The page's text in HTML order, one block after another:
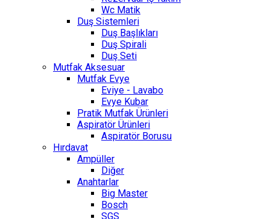
Wc Matik
Duş Sistemleri
Duş Başlıkları
Duş Spirali
Duş Seti
Mutfak Aksesuar
Mutfak Evye
Eviye - Lavabo
Evye Kubar
Pratik Mutfak Ürünleri
Aspiratör Ürünleri
Aspiratör Borusu
Hırdavat
Ampüller
Diğer
Anahtarlar
Big Master
Bosch
SGS